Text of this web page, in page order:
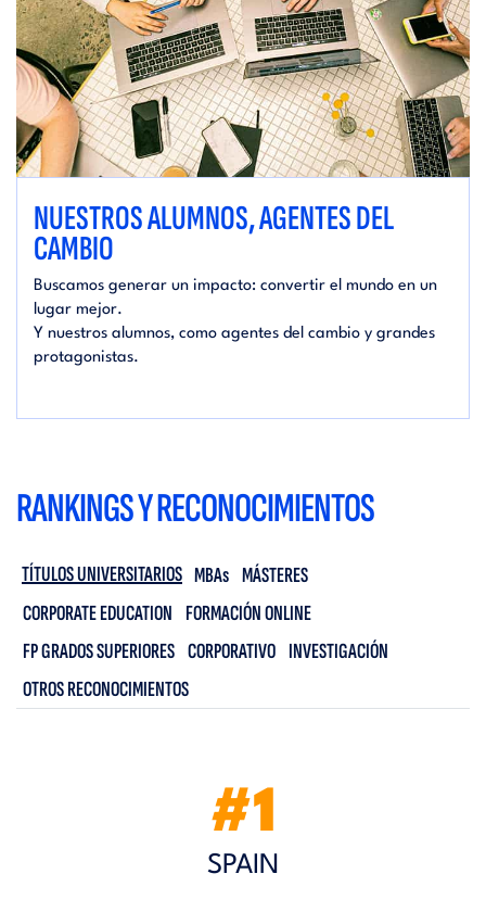
NUESTROS ALUMNOS, AGENTES DEL
CAMBIO
Buscamos generar un impacto: convertir el mundo en un
lugar mejor.
Y nuestros alumnos, como agentes del cambio y grandes
protagonistas.
RANKINGS Y RECONOCIMIENTOS
TÍTULOS UNIVERSITARIOS MBAs MÁSTERES
CORPORATE EDUCATION FORMACIÓN ONLINE
FP GRADOS SUPERIORES CORPORATIVO INVESTIGACIÓN
OTROS RECONOCIMIENTOS
#1
SPAIN